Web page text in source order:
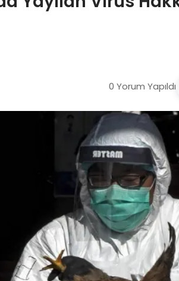
0 Yorum Yapıldı